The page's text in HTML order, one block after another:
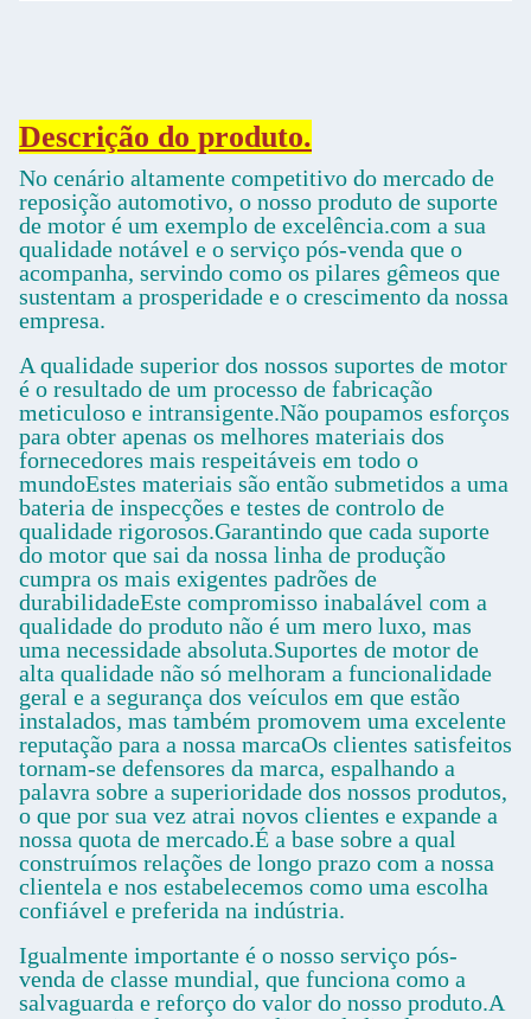
Descrição do produto.
No cenário altamente competitivo do mercado de
reposição automotivo, o nosso produto de suporte
de motor é um exemplo de excelência.com a sua
qualidade notável e o serviço pós-venda que o
acompanha, servindo como os pilares gêmeos que
sustentam a prosperidade e o crescimento da nossa
empresa.
A qualidade superior dos nossos suportes de motor
é o resultado de um processo de fabricação
meticuloso e intransigente.Não poupamos esforços
para obter apenas os melhores materiais dos
fornecedores mais respeitáveis em todo o
mundoEstes materiais são então submetidos a uma
bateria de inspecções e testes de controlo de
qualidade rigorosos.Garantindo que cada suporte
do motor que sai da nossa linha de produção
cumpra os mais exigentes padrões de
durabilidadeEste compromisso inabalável com a
qualidade do produto não é um mero luxo, mas
uma necessidade absoluta.Suportes de motor de
alta qualidade não só melhoram a funcionalidade
geral e a segurança dos veículos em que estão
instalados, mas também promovem uma excelente
reputação para a nossa marcaOs clientes satisfeitos
tornam-se defensores da marca, espalhando a
palavra sobre a superioridade dos nossos produtos,
o que por sua vez atrai novos clientes e expande a
nossa quota de mercado.É a base sobre a qual
construímos relações de longo prazo com a nossa
clientela e nos estabelecemos como uma escolha
confiável e preferida na indústria.
Igualmente importante é o nosso serviço pós-
venda de classe mundial, que funciona como a
salvaguarda e reforço do valor do nosso produto.A